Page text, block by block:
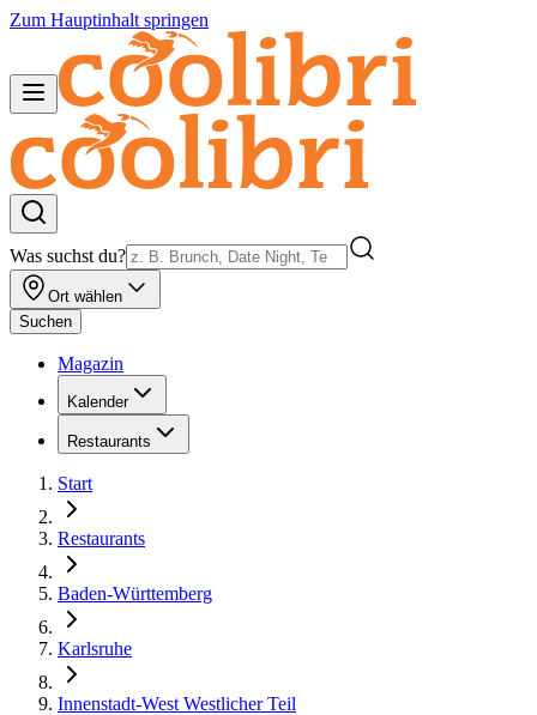
Zum Hauptinhalt springen
Was suchst du?
Ort wählen
Suchen
Magazin
Kalender
Restaurants
Start
Restaurants
Baden-Württemberg
Karlsruhe
Innenstadt-West Westlicher Teil